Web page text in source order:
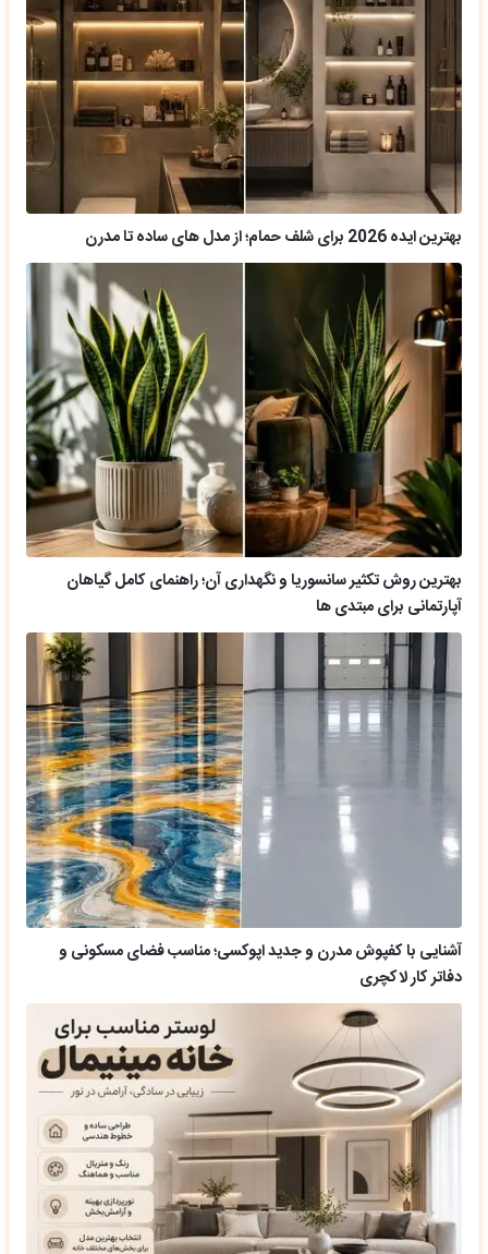
بهترین ایده 2026 برای شلف حمام؛ از مدل های ساده تا مدرن
بهترین روش تکثیر سانسوریا و نگهداری آن؛ راهنمای کامل گیاهان
آپارتمانی برای مبتدی ها
آشنایی با کفپوش مدرن و جدید اپوکسی؛ مناسب فضای مسکونی و
دفاتر کار لاکچری